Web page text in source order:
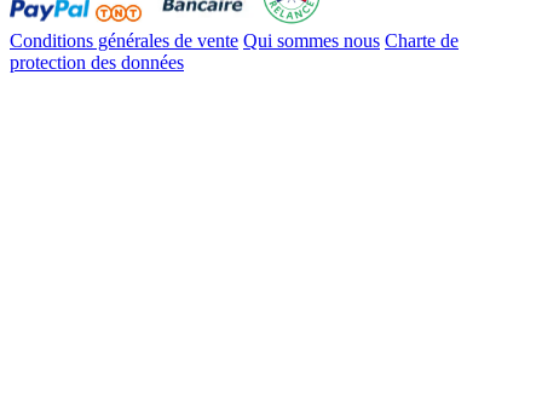
Conditions générales de vente Qui sommes nous Charte de
protection des données